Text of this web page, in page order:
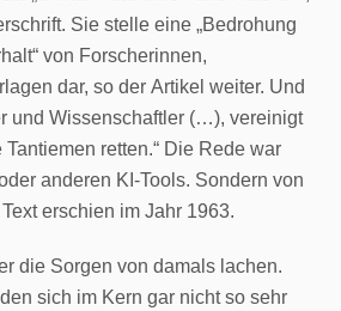
Sie stelle eine „Bedrohung
von Forscherinnen,
dar, so der Artikel weiter. Und
und Wissenschaftler (…), vereinigt
retten.“ Die Rede war
anderen KI-Tools. Sondern von
erschien im Jahr 1963.
die Sorgen von damals lachen.
sich im Kern gar nicht so sehr